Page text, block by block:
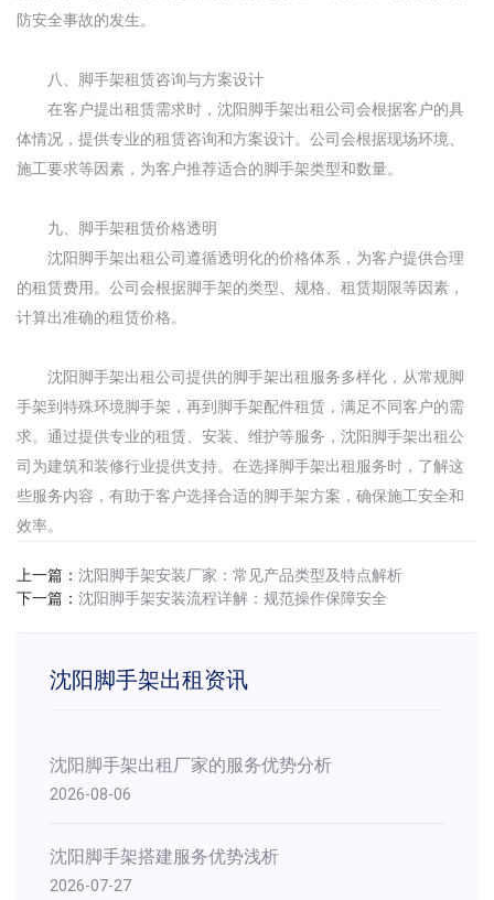
防安全事故的发生。
八、脚手架租赁咨询与方案设计
在客户提出租赁需求时，沈阳脚手架出租公司会根据客户的具
体情况，提供专业的租赁咨询和方案设计。公司会根据现场环境、
施工要求等因素，为客户推荐适合的脚手架类型和数量。
九、脚手架租赁价格透明
沈阳脚手架出租公司遵循透明化的价格体系，为客户提供合理
的租赁费用。公司会根据脚手架的类型、规格、租赁期限等因素，
计算出准确的租赁价格。
沈阳脚手架出租公司提供的脚手架出租服务多样化，从常规脚
手架到特殊环境脚手架，再到脚手架配件租赁，满足不同客户的需
求。通过提供专业的租赁、安装、维护等服务，沈阳脚手架出租公
司为建筑和装修行业提供支持。在选择脚手架出租服务时，了解这
些服务内容，有助于客户选择合适的脚手架方案，确保施工安全和
效率。
上一篇： 沈阳脚手架安装厂家：常见产品类型及特点解析
下一篇： 沈阳脚手架安装流程详解：规范操作保障安全
沈阳脚手架出租资讯
沈阳脚手架出租厂家的服务优势分析
2026-08-06
沈阳脚手架搭建服务优势浅析
2026-07-27